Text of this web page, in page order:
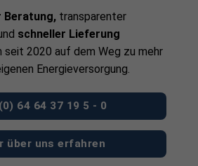
Beratung, transparenter
schneller Lieferung
seit 2020 auf dem Weg zu mehr
Energieversorgung.
64 64 37 19 5 - 0
über uns erfahren